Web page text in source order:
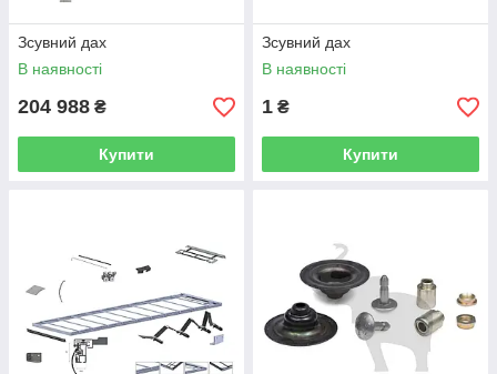
Зсувний дах
В наявності
204 988 ₴
Купити
Зсувний дах
В наявності
1 ₴
Купити